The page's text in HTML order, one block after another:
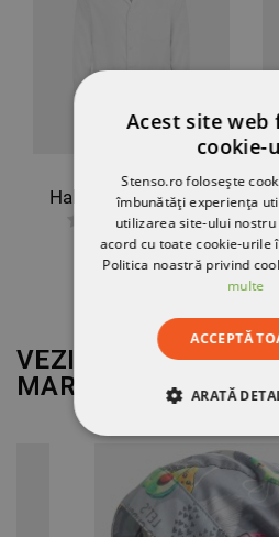
Halat medical pentru bărbaţi SAM
141,99 RON
VEZI MAI MULT DE
MARCA
BEUNIQUE
Acest site web
cookie-
Stenso.ro folosește
îmbunătăți experiența
utilizarea site-ului nostru
acord cu toate cookie-urile
Politica noastră privind
multe
ACCEPTĂ
ARATĂ
DE PERFORMANȚĂ